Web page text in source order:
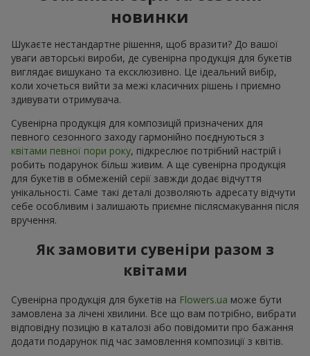
новинки
Шукаєте нестандартне рішення, щоб вразити? До вашої
уваги авторські вироби, де сувенірна продукція для букетів
виглядає вишукано та ексклюзивно. Це ідеальний вибір,
коли хочеться вийти за межі класичних рішень і приємно
здивувати отримувача.
Сувенірна продукція для композицій призначених для
певного сезонного заходу гармонійно поєднуються з
квітами певної пори року, підкреслює потрібний настрій і
робить подарунок більш живим. А ще сувенірна продукція
для букетів в обмеженій серії завжди додає відчуття
унікальності. Саме такі деталі дозволяють адресату відчути
себе особливим і залишають приємне післясмакування після
вручення.
Як замовити сувеніри разом з
квітами
Сувенірна продукція для букетів на Flowers.ua може бути
замовлена за лічені хвилини. Все що вам потрібно, вибрати
відповідну позицію в каталозі або повідомити про бажання
додати подарунок під час замовлення композиції з квітів.